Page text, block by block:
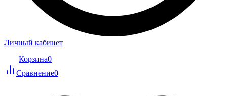
Личный кабинет
Корзина0
Сравнение0